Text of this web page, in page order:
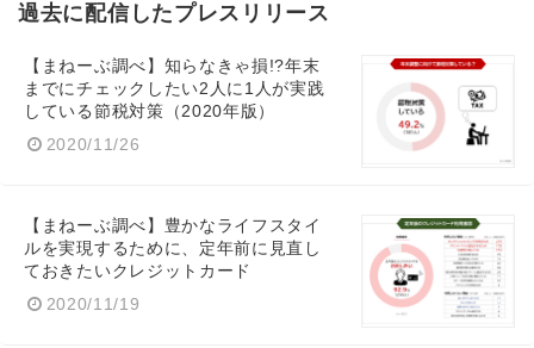
過去に配信したプレスリリース
【まねーぶ調べ】知らなきゃ損!?年末
までにチェックしたい2人に1人が実践
している節税対策（2020年版）
2020/11/26
【まねーぶ調べ】豊かなライフスタイ
ルを実現するために、定年前に見直し
ておきたいクレジットカード
2020/11/19